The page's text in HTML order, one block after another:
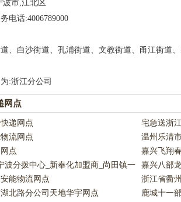
波市,江北区
电话:4006789000
、白沙街道、孔浦街道、文教街道、甬江街道
:浙江分公司
网点
递网点
宅急送浙
点宅急送
流网点
温州乐清
点
嘉兴飞翔
波分拨中心_新奉化加盟商_尚田镇一
网点
嘉兴八部
能物流网点
浙江省衢
北路分公司天地华宇网点
鹿城十一